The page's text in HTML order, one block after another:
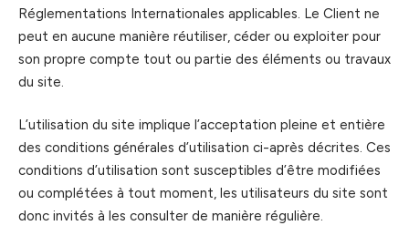
Réglementations Internationales applicables. Le Client ne
peut en aucune manière réutiliser, céder ou exploiter pour
son propre compte tout ou partie des éléments ou travaux
du site.
L’utilisation du site implique l’acceptation pleine et entière
des conditions générales d’utilisation ci-après décrites. Ces
conditions d’utilisation sont susceptibles d’être modifiées
ou complétées à tout moment, les utilisateurs du site sont
donc invités à les consulter de manière régulière.